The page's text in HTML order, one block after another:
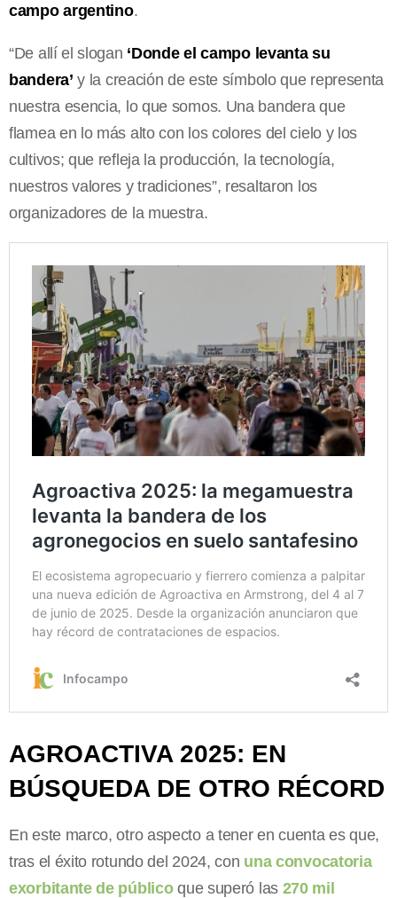
campo argentino.
“De allí el slogan ‘Donde el campo levanta su
bandera’ y la creación de este símbolo que representa
nuestra esencia, lo que somos. Una bandera que
flamea en lo más alto con los colores del cielo y los
cultivos; que refleja la producción, la tecnología,
nuestros valores y tradiciones”, resaltaron los
organizadores de la muestra.
AGROACTIVA 2025: EN
BÚSQUEDA DE OTRO RÉCORD
En este marco, otro aspecto a tener en cuenta es que,
tras el éxito rotundo del 2024, con una convocatoria
exorbitante de públicoque superó las 270 mil